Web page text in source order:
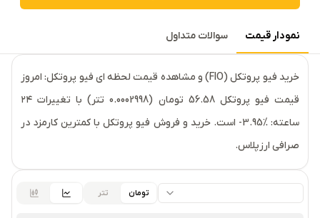
نمودار قیمت سوالات متداول
قیمت لحظه‌ایفیو پروتکل
خرید فیو پروتکل (FIO) و مشاهده قیمت لحظه ای فیو پروتکل: امروز
قیمت فیو پروتکل 56.58 تومان (0.0002998 تتر) با تغییرات ۲۴
ساعته: ‎-3.95% است. خرید و فروش فیو پروتکل با کمترین کارمزد در
صرافی ارزپلاس.
تومان تتر